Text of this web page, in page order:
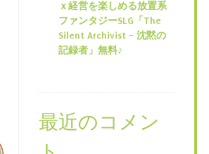
ｘ経営を楽しめる放置系
ファンタジーSLG「The
Silent Archivist – 沈黙の
記録者」無料♪
最近のコメン